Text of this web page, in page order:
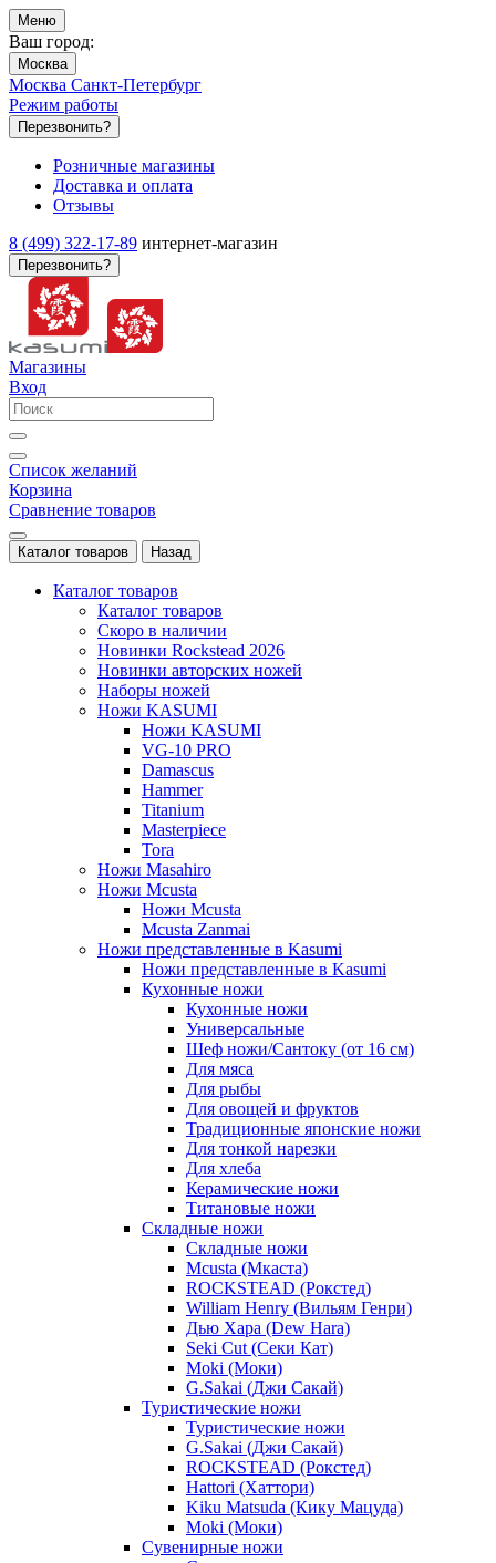
Меню
Ваш город:
Москва
Москва Санкт-Петербург
Режим работы
Перезвонить?
Розничные магазины
Доставка и оплата
Отзывы
8 (499) 322-17-89 интернет-магазин
Перезвонить?
Магазины
Вход
Список желаний
Корзина
Сравнение товаров
Каталог товаров Назад
Каталог товаров
Каталог товаров
Скоро в наличии
Новинки Rockstead 2026
Новинки авторских ножей
Наборы ножей
Ножи KASUMI
Ножи KASUMI
VG-10 PRO
Damascus
Hammer
Titanium
Masterpiece
Tora
Ножи Masahiro
Ножи Mcusta
Ножи Mcusta
Mcusta Zanmai
Ножи представленные в Kasumi
Ножи представленные в Kasumi
Кухонные ножи
Кухонные ножи
Универсальные
Шеф ножи/Сантоку (от 16 см)
Для мяса
Для рыбы
Для овощей и фруктов
Традиционные японские ножи
Для тонкой нарезки
Для хлеба
Керамические ножи
Титановые ножи
Складные ножи
Складные ножи
Mcusta (Мкаста)
ROCKSTEAD (Рокстед)
William Henry (Вильям Генри)
Дью Хара (Dew Hara)
Seki Cut (Секи Кат)
Moki (Моки)
G.Sakai (Джи Сакай)
Туристические ножи
Туристические ножи
G.Sakai (Джи Сакай)
ROCKSTEAD (Рокстед)
Hattori (Хаттори)
Kiku Matsuda (Кику Мацуда)
Moki (Моки)
Сувенирные ножи